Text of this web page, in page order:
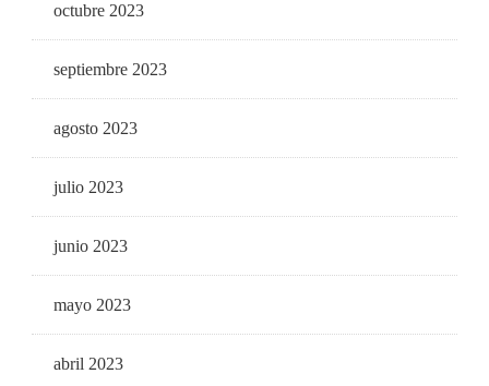
octubre 2023
septiembre 2023
agosto 2023
julio 2023
junio 2023
mayo 2023
abril 2023